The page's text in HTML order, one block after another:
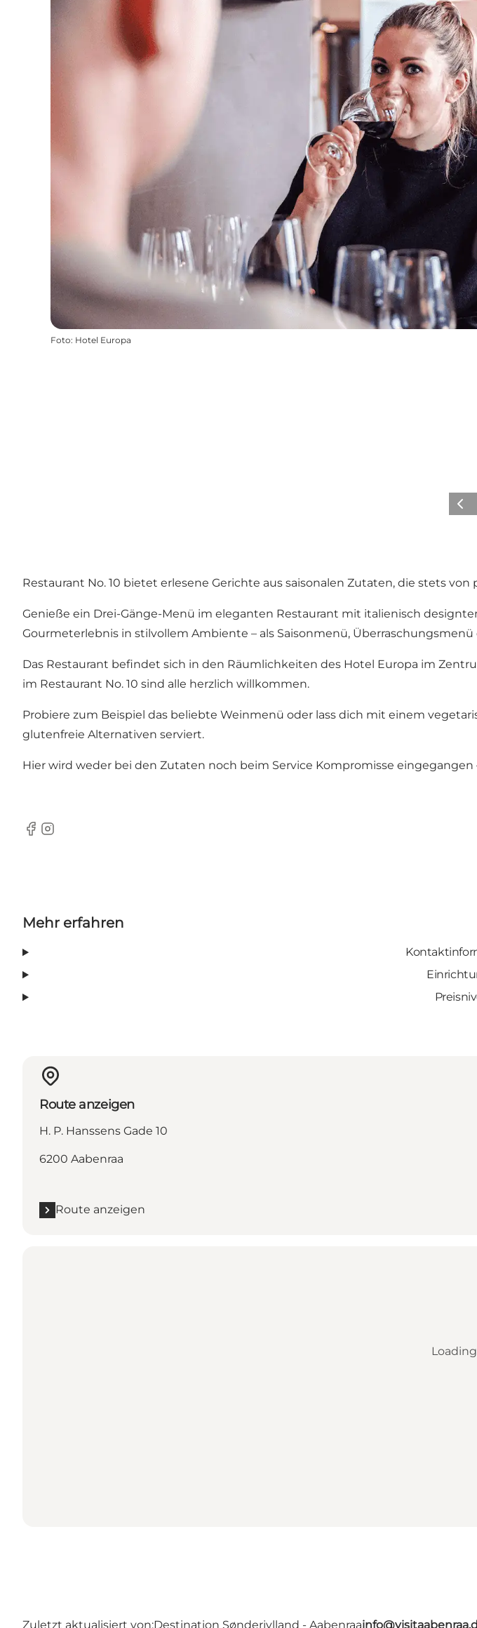
Foto: Hotel Europa
Restaurant No. 10 bietet erlesene Gerichte aus saisonalen Zutaten, die stets
Genieße ein Drei-Gänge-Menü im eleganten Restaurant mit italienisch
Gourmeterlebnis in stilvollem Ambiente – als Saisonmenü, Überraschungsmenü
Das Restaurant befindet sich in den Räumlichkeiten des Hotel Europa im
im Restaurant No. 10 sind alle herzlich willkommen.
Probiere zum Beispiel das beliebte Weinmenü oder lass dich mit einem
glutenfreie Alternativen serviert.
Hier wird weder bei den Zutaten noch beim Service Kompromisse eingegangen
Facebook
Instagram
Mehr erfahren
Route anzeigen
H. P. Hanssens Gade 10
6200 Aabenraa
Route anzeigen
Zuletzt aktualisiert von:Destination Sønderjylland - Aabenraa